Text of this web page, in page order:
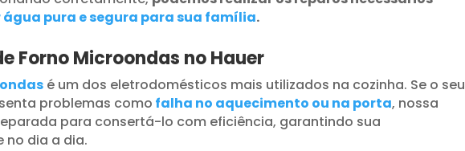
pura e segura para sua família.
Forno Microondas no Hauer
é um dos eletrodomésticos mais utilizados na cozinha. Se o seu
problemas como falha no aquecimento ou na porta, nossa
para consertá-lo com eficiência, garantindo sua
no dia a dia.